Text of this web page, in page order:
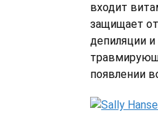
входит
защищает
депиляции
появлении